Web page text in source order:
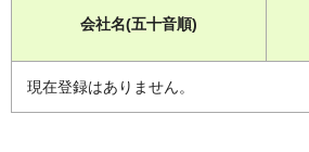
会社名(五十音順)
現在登録はありません。